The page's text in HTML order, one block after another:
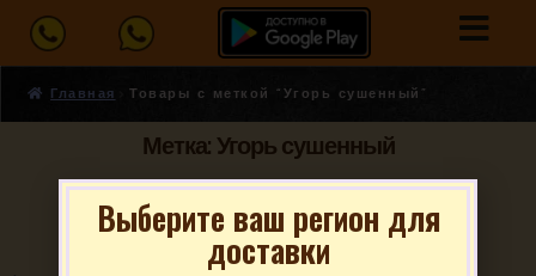
Главная Товары с меткой “Угорь сушенный”
Метка: Угорь сушенный
Выберите ваш регион для
доставки